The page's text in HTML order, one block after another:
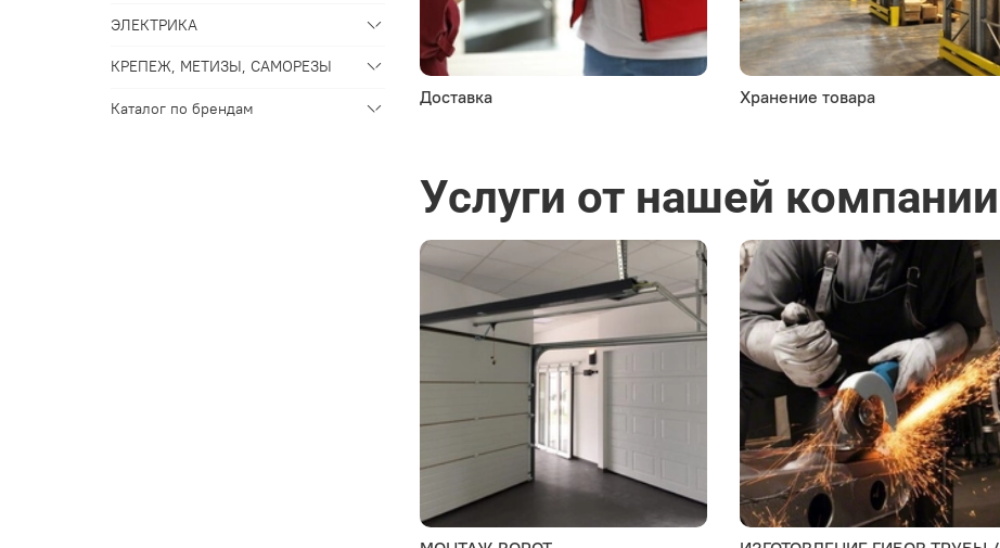
Доставка Хранение товара
Услуги от нашей компании
ЭЛЕКТРИКА
КРЕПЕЖ, МЕТИЗЫ, САМОРЕЗЫ
Каталог по брендам